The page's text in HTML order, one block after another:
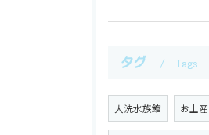
タグ Tags
大洗水族館 お土産